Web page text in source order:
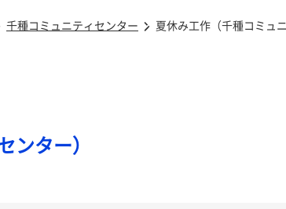
千種コミュニティセンター 夏休み工作（千種コミュ
ンター）